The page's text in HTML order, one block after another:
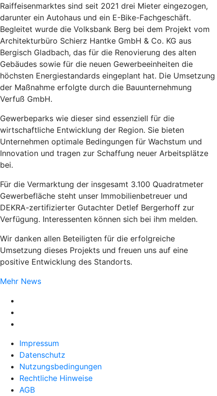
Raiffeisenmarktes sind seit 2021 drei Mieter eingezogen,
darunter ein Autohaus und ein E-Bike-Fachgeschäft.
Begleitet wurde die Volksbank Berg bei dem Projekt vom
Architekturbüro Schierz Hantke GmbH & Co. KG aus
Bergisch Gladbach, das für die Renovierung des alten
Gebäudes sowie für die neuen Gewerbeeinheiten die
höchsten Energiestandards eingeplant hat. Die Umsetzung
der Maßnahme erfolgte durch die Bauunternehmung
Verfuß GmbH.
Gewerbeparks wie dieser sind essenziell für die
wirtschaftliche Entwicklung der Region. Sie bieten
Unternehmen optimale Bedingungen für Wachstum und
Innovation und tragen zur Schaffung neuer Arbeitsplätze
bei.
Für die Vermarktung der insgesamt 3.100 Quadratmeter
Gewerbefläche steht unser Immobilienbetreuer und
DEKRA-zertifizierter Gutachter Detlef Bergerhoff zur
Verfügung. Interessenten können sich bei ihm melden.
Wir danken allen Beteiligten für die erfolgreiche
Umsetzung dieses Projekts und freuen uns auf eine
positive Entwicklung des Standorts.
Mehr News
Impressum
Datenschutz
Nutzungsbedingungen
Rechtliche Hinweise
AGB